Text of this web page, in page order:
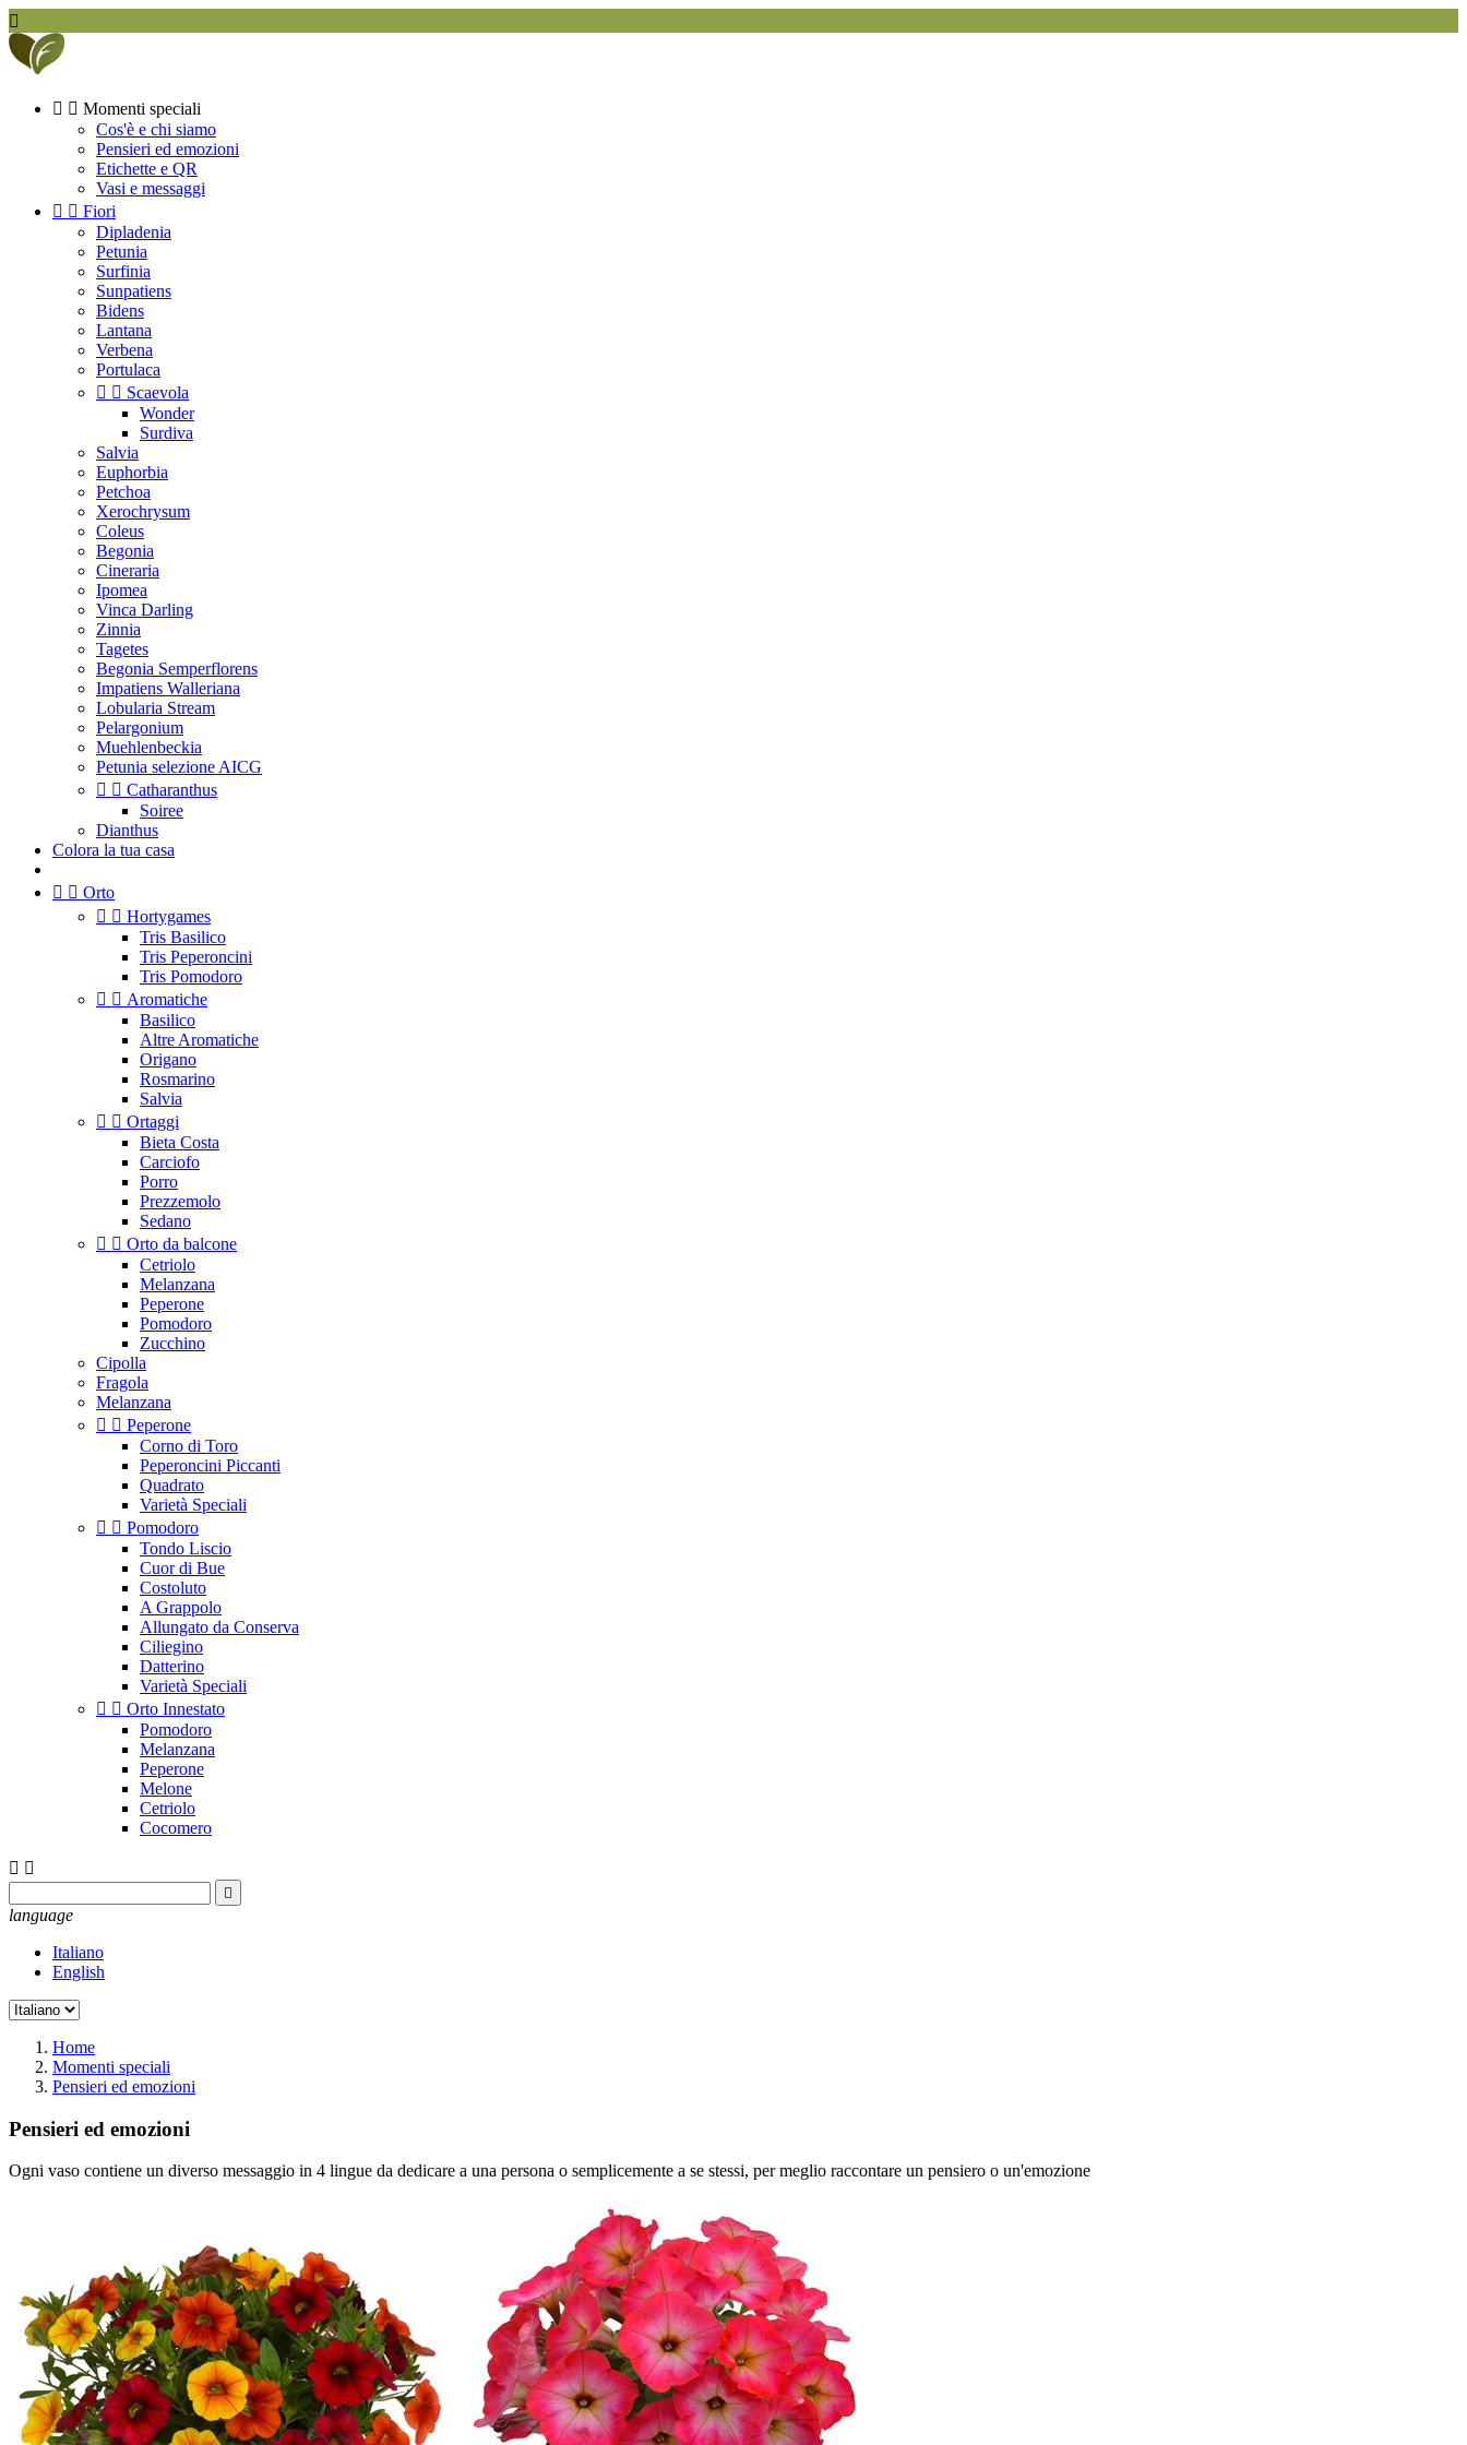

  Momenti speciali
Cos'è e chi siamo
Pensieri ed emozioni
Etichette e QR
Vasi e messaggi
  Fiori
Dipladenia
Petunia
Surfinia
Sunpatiens
Bidens
Lantana
Verbena
Portulaca
  Scaevola
Wonder
Surdiva
Salvia
Euphorbia
Petchoa
Xerochrysum
Coleus
Begonia
Cineraria
Ipomea
Vinca Darling
Zinnia
Tagetes
Begonia Semperflorens
Impatiens Walleriana
Lobularia Stream
Pelargonium
Muehlenbeckia
Petunia selezione AICG
  Catharanthus
Soiree
Dianthus
Colora la tua casa
  Orto
  Hortygames
Tris Basilico
Tris Peperoncini
Tris Pomodoro
  Aromatiche
Basilico
Altre Aromatiche
Origano
Rosmarino
Salvia
  Ortaggi
Bieta Costa
Carciofo
Porro
Prezzemolo
Sedano
  Orto da balcone
Cetriolo
Melanzana
Peperone
Pomodoro
Zucchino
Cipolla
Fragola
Melanzana
  Peperone
Corno di Toro
Peperoncini Piccanti
Quadrato
Varietà Speciali
  Pomodoro
Tondo Liscio
Cuor di Bue
Costoluto
A Grappolo
Allungato da Conserva
Ciliegino
Datterino
Varietà Speciali
  Orto Innestato
Pomodoro
Melanzana
Peperone
Melone
Cetriolo
Cocomero
 

language
Italiano
English
Home
Momenti speciali
Pensieri ed emozioni
Pensieri ed emozioni
Ogni vaso contiene un diverso messaggio in 4 lingue da dedicare a una persona o semplicemente a se stessi, per meglio raccontare un pensiero o un'emozione